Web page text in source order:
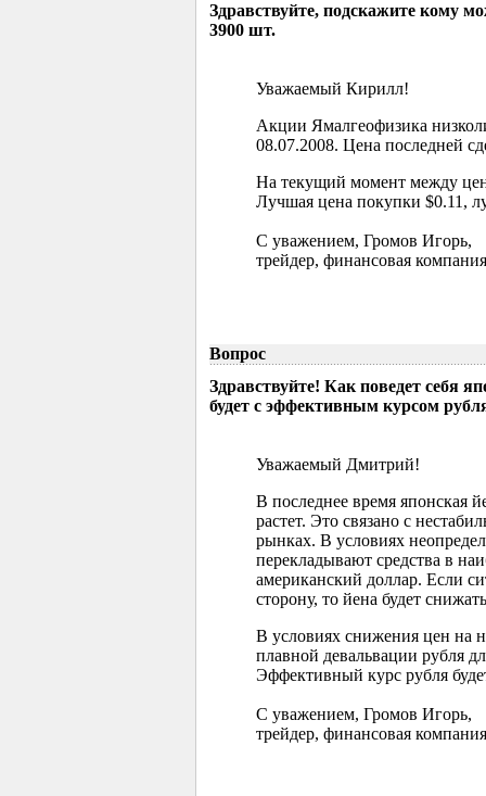
Здравствуйте, подскажите кому
3900 шт.
Уважаемый Кирилл!
Акции Ямалгеофизика
08.07.2008. Цена последней
На текущий момент между
Лучшая цена покупки $0.11,
С уважением, Громов Игорь,
трейдер, финансовая
Вопрос
Здравствуйте! Как поведет себя
будет с эффективным курсом
Уважаемый Дмитрий!
В последнее время
растет. Это связано с
рынках. В условиях
перекладывают средства в
американский доллар. Если
сторону, то йена будет
В условиях снижения цен на
плавной девальвации рубля
Эффективный курс рубля
С уважением, Громов Игорь,
трейдер, финансовая